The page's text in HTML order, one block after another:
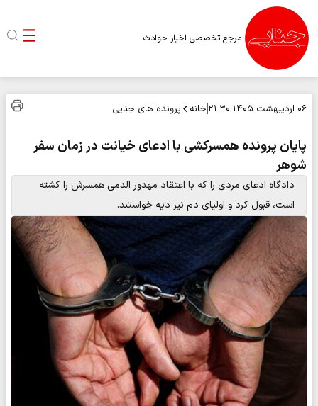
مرجع تخصصی اخبار حوادث
۰۶ اردیبهشت ۱۴۰۵ ۲۱:۳۰ خانه پرونده های جنایی
پایان پرونده همسرکشی با ادعای خیانت در زمان سفر
شوهر
دادگاه ادعای مردی را که با اعتقاد مهدور الدمی همسرش را کشته
است، قبول کرد و اولیای دم نیز دیه خواستند.